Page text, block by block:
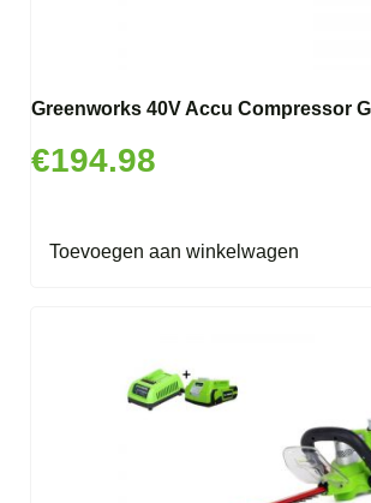
Greenworks 40V Accu Compressor
€194.98
Toevoegen aan winkelwagen